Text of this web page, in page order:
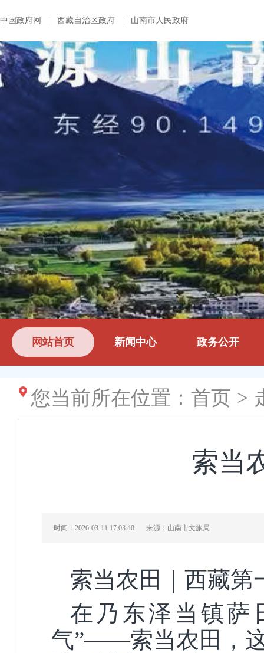
中国政府网 西藏自治区政府 山南市人民政府
网站首页 新闻中心 政务公开
您当前所在位置： 首页 >
索当
时间：2026-03-11 17:03:40 来源：山南市文旅局
索当农田｜西藏第
在乃东泽当镇萨
气”——索当农田，